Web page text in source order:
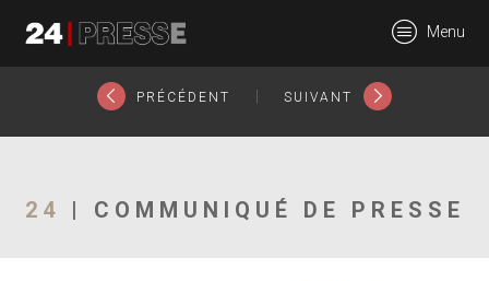
24Presse -
Communiqués de
Menu
PRÉCÉDENT SUIVANT
24 | COMMUNIQUÉ DE PRESSE